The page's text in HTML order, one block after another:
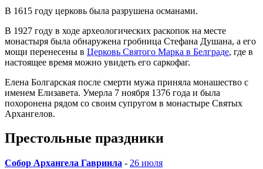
В 1615 году церковь была разрушена османами.
В 1927 году в ходе археологических раскопок на месте
монастыря была обнаружена гробница Стефана Душана, а его
мощи перенесены в Церковь Святого Марка в Белграде, где в
настоящее время можно увидеть его саркофаг.
Елена Болгарская после смерти мужа приняла монашество с
именем Елизавета. Умерла 7 ноября 1376 года и была
похоронена рядом со своим супругом в монастыре Святых
Архангелов.
Престольные праздники
Собор Архангела Гавриила - 26 июля